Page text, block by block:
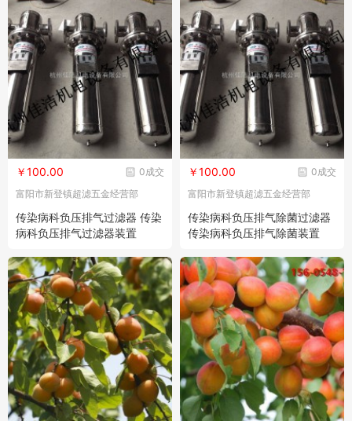
0成交
￥100.00
富阳市新登镇超滤五金经营部
传染病科负压排气过滤器 传染
病科负压排气过滤器装置
0成交
￥100.00
富阳市新登镇超滤五金经营部
传染病科负压排气除菌过滤器
传染病科负压排气除菌装置